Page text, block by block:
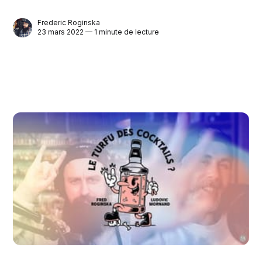
Frederic Roginska
23 mars 2022 — 1 minute de lecture